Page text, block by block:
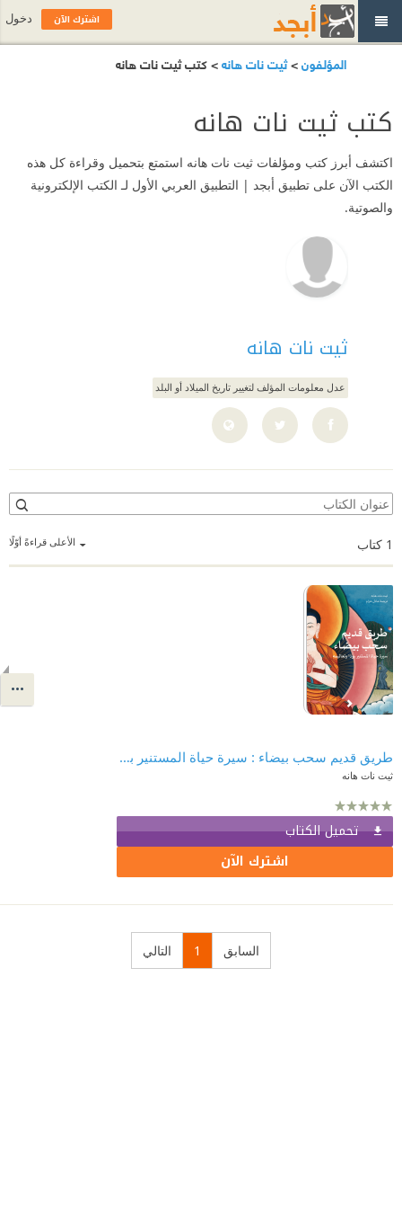
المؤلفون>ثيت نات هانه> كتب ثيت نات هانه
كتب ثيت نات هانه
اكتشف أبرز كتب ومؤلفات ثيت نات هانه استمتع بتحميل وقراءة كل هذه
الكتب الآن على تطبيق أبجد | التطبيق العربي الأول لـ الكتب الإلكترونية
والصوتية.
ثيت نات هانه
عدل معلومات المؤلف لتغيير تاريخ الميلاد أو البلد
الأعلى قراءةً أوّلًا 1 كتاب
طريق قديم سحب بيضاء : سيرة حياة المستنير بوذا وتعاليمه
ثيت نات هانه
تحميل الكتاب
اشترك الآن
السابق 1 التالي
اشترك الآن دخول